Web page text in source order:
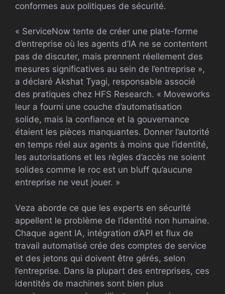
conformes aux politiques de sécurité.
« ServiceNow tente de créer une plate-forme
d’entreprise où les agents d’IA ne se contentent
pas de discuter, mais prennent réellement des
mesures significatives au sein de l’entreprise »,
a déclaré Akshat Tyagi, responsable associé
des pratiques chez HFS Research. « Moveworks
leur a fourni une couche d’automatisation
solide, mais la confiance et la gouvernance
étaient les pièces manquantes. Donner l’autorité
en temps réel aux agents à moins que l’identité,
les autorisations et les règles d’accès ne soient
solides comme le roc est un bluff qu’aucune
entreprise ne veut jouer. »
Veza aborde ce que les experts en sécurité
appellent le problème de l’identité non humaine.
Chaque agent IA, intégration d’API et flux de
travail automatisé crée des comptes de service
et des jetons qui doivent être gérés, selon
l’entreprise. Dans la plupart des entreprises, ces
identités de machines sont bien plus